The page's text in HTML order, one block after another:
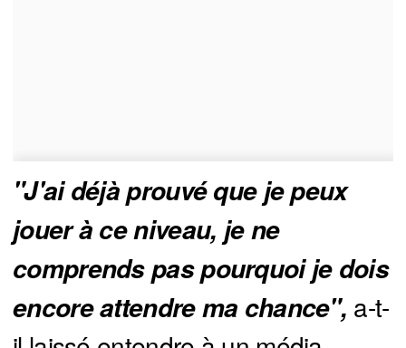
"J'ai déjà prouvé que je peux
jouer à ce niveau, je ne
comprends pas pourquoi je dois
encore attendre ma chance", a-t-